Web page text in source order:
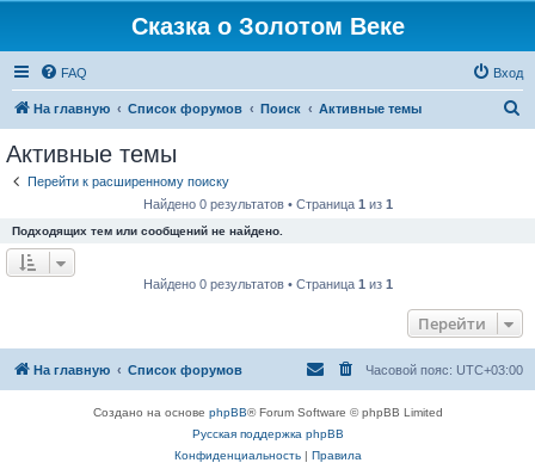
Сказка о Золотом Веке
FAQ Вход
На главную Список форумов Поиск Активные темы
Активные темы
Перейти к расширенному поиску
Найдено 0 результатов • Страница 1 из 1
Подходящих тем или сообщений не найдено.
Найдено 0 результатов • Страница 1 из 1
Перейти
На главную Список форумов Часовой пояс: UTC+03:00
Создано на основе phpBB® Forum Software © phpBB Limited
Русская поддержка phpBB
Конфиденциальность| Правила